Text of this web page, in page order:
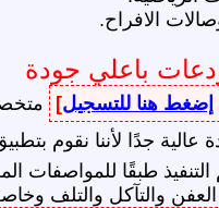
الافراح.
باعلي جودة
إضغط هنا للتسجيل]
جدًا لأننا نقوم
طبقًا للمواصفات
العفن والتآكل والتلف